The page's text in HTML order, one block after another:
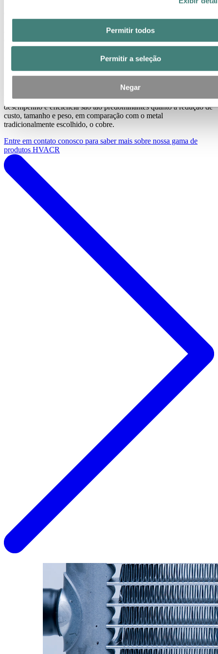
Permitir todos
Permitir a seleção
Negar
soluções de tubos, tiras e chapas de alumínio para aplicações de
aquecimento, ventilação, ar condicionado e refrigeração mais
ecológico do mercado. Você recebe uma solução baseada em um
material infinitamente reciclável e que beneficia o seu negócio, bem
Soluções de tubos de última geração
Devido às propriedades físicas do alumínio, os ganhos de
desempenho e eficiência são tão predominantes quanto a redução de
custo, tamanho e peso, em comparação com o metal
tradicionalmente escolhido, o cobre.
Entre em contato conosco para saber mais sobre nossa gama de
produtos HVACR